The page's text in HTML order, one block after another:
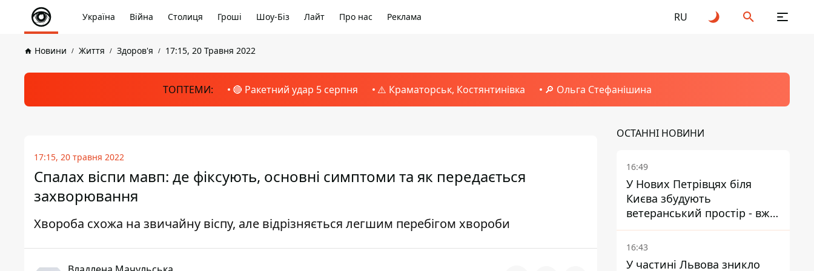
Україна Війна Столиця Гроші Шоу-Біз Лайт Про нас Реклама RU
Новини Життя Здоров'я 17:15, 20 Травня 2022
ТОПТЕМИ: 🔴 Ракетний удар 5 серпня ⚠️ Краматорськ, Костянтинівка 🔎 Ольга Стефанішина
17:15, 20 травня 2022
Спалах віспи мавп: де фіксують, основні симптоми та як передається
захворювання
Хвороба схожа на звичайну віспу, але відрізняється легшим перебігом хвороби
ОСТАННІ НОВИНИ
16:49
У Нових Петрівцях біля
Києва збудують
ветеранський простір - вже
знайшли проєктанта
16:43
У частині Львова зникло